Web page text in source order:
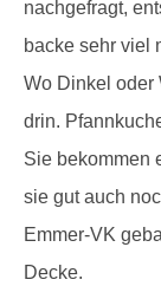
nachgefragt,
backe sehr viel
Wo Dinkel oder
drin.
Sie bekommen
sie gut auch
Emmer-VK
Decke.